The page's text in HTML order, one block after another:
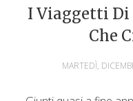
I Viaggetti Di
Che
MARTEDÌ,